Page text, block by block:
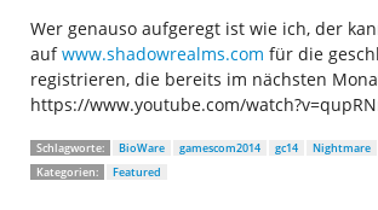
Wer genauso aufgeregt ist wie ich, der
aufwww.shadowrealms.com für die
registrieren, die bereits im nächsten
https://www.youtube.com/
Schlagworte: BioWare gamescom2014 gc14 Nightmare
Kategorien:
Featured